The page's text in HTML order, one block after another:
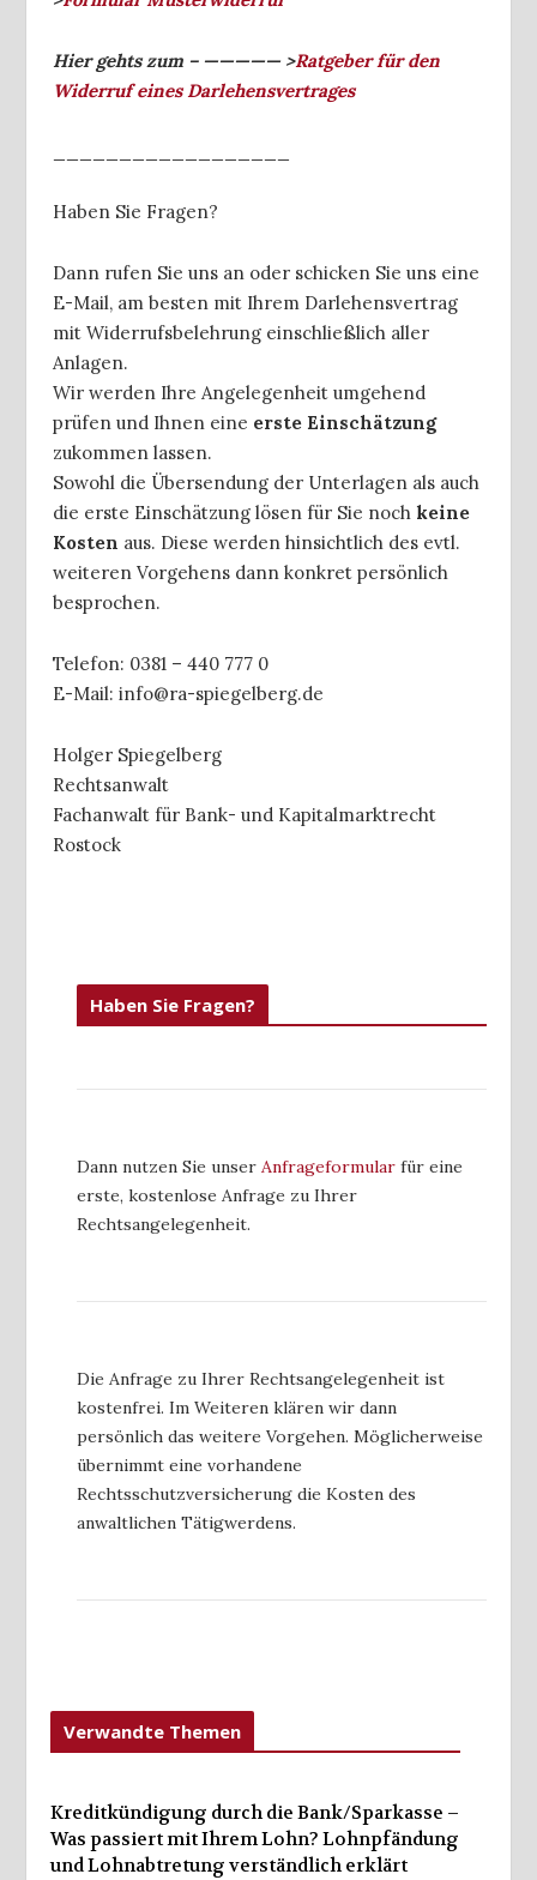
Hier gehts zum – ————— >Ratgeber für den
Widerruf eines Darlehensvertrages
Haben Sie Fragen?
Dann rufen Sie uns an oder schicken Sie uns eine
E-Mail, am besten mit Ihrem Darlehensvertrag
mit Widerrufsbelehrung einschließlich aller
Anlagen.
Wir werden Ihre Angelegenheit umgehend
prüfen und Ihnen eine erste Einschätzung
zukommen lassen.
Sowohl die Übersendung der Unterlagen als auch
die erste Einschätzung lösen für Sie noch keine
Kosten aus. Diese werden hinsichtlich des evtl.
weiteren Vorgehens dann konkret persönlich
besprochen.
Telefon: 0381 – 440 777 0
E-Mail: info@ra-spiegelberg.de
Holger Spiegelberg
Rechtsanwalt
Fachanwalt für Bank- und Kapitalmarktrecht
Rostock
Haben Sie Fragen?
Dann nutzen Sie unser Anfrageformular für eine
erste, kostenlose Anfrage zu Ihrer
Rechtsangelegenheit.
Die Anfrage zu Ihrer Rechtsangelegenheit ist
kostenfrei. Im Weiteren klären wir dann
persönlich das weitere Vorgehen. Möglicherweise
übernimmt eine vorhandene
Rechtsschutzversicherung die Kosten des
anwaltlichen Tätigwerdens.
Verwandte Themen
Kreditkündigung durch die Bank/Sparkasse –
Was passiert mit Ihrem Lohn? Lohnpfändung
und Lohnabtretung verständlich erklärt